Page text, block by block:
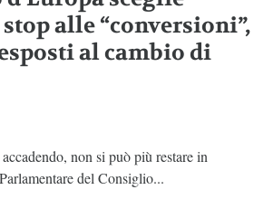
alle “conversioni”,
al cambio di
non si può più restare in
del Consiglio...